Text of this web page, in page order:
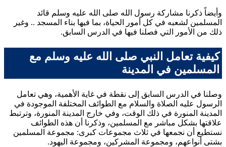
وأيضاً ذكرنا مشاركة رسول الله صلى الله عليه وسلم قائد
المسلمين لشعبه في كل أمور الحياة، بما فيها بناء المسجد .. وغير
ذلك من الأمور التي فصلنا فيها في الدرس السابق.
كيفية تعامل النبي صلى الله عليه وسلم مع
المسلمين في المدينة
وصلنا في الدرس السابق إلى نقطة في غاية الأهمية، وهي تعامل
الرسول عليه الصلاة والسلام مع الطوائف المختلفة الموجودة في
المدينة المنورة في ذلك الوقت، وفي خارج المدينة المنورة، وترتبط
علاقتها بشكل مباشر مع المسلمين، وذكرنا أن هذه الطوائف
نستطيع أن نجمعها في ثلاث مجموعات كبرى: مجموعة المسلمين
بشتى أنواعهم، ومجموعة المشركين، ومجموعة اليهود.